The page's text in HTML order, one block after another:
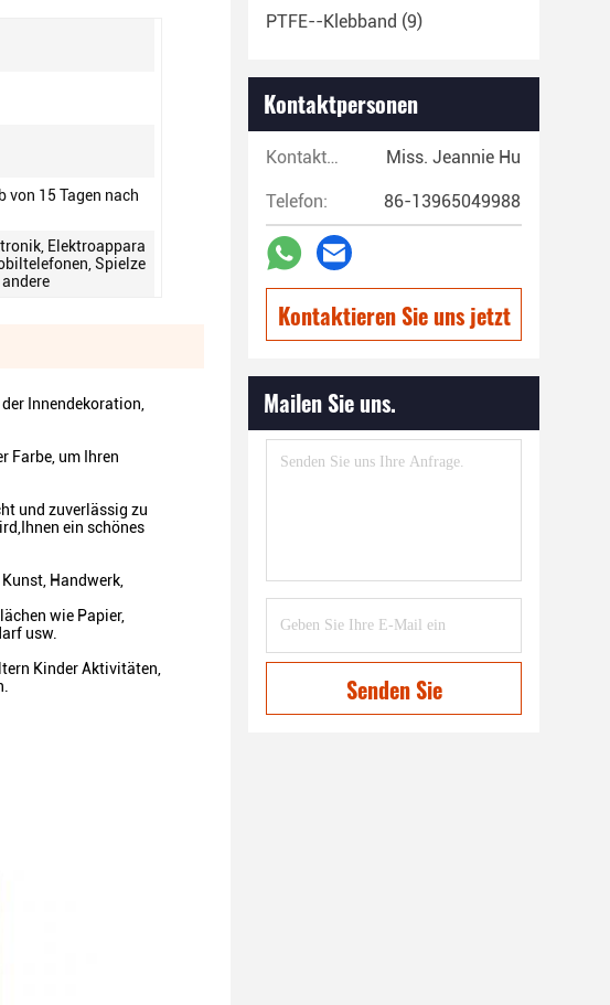
von 15 Tagen nach
Elektroappara
Spielze
Innendekoration,
Farbe, um Ihren
und zuverlässig zu
ein schönes
Handwerk,
wie Papier,
usw.
Kinder Aktivitäten,
PTFE--Klebband (9)
Kontaktpersonen
Kontaktpersonen: Miss. Jeannie Hu
Telefon: 86-13965049988
Kontaktieren Sie uns jetzt
Mailen Sie uns.
Senden Sie